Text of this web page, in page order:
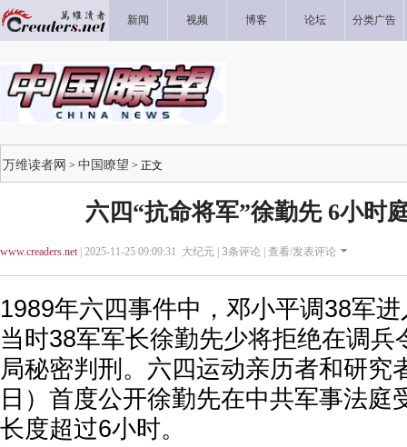
新闻 视频 博客 论坛 分类广告
万维读者网 > 中国瞭望 > 正文
六四“抗命将军”徐勤先 6小时
www.creaders.net| 2025-11-25 09:09:31 大纪元 | 3条评论 | 查看/发表评论
1989年六四事件中，邓小平调38军
当时38军军长徐勤先少将拒绝在调兵
局秘密判刑。六四运动亲历者和研究
日）首度公开徐勤先在中共军事法庭
长度超过6小时。